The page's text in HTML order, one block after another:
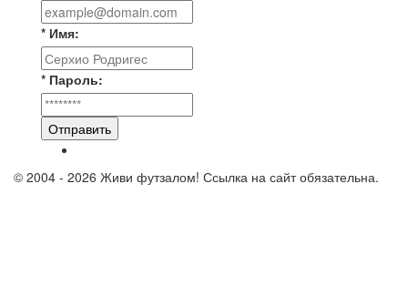
* Имя:
* Пароль:
Отправить
© 2004 - 2026 Живи футзалом! Ссылка на сайт обязательна.